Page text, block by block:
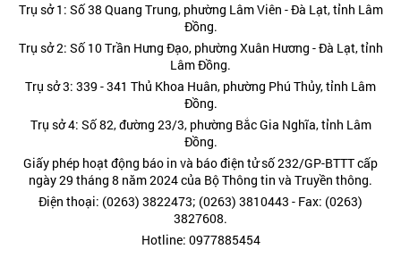
Trụ sở 1: Số 38 Quang Trung, phường Lâm Viên - Đà Lạt, tỉnh Lâm
Đồng.
Trụ sở 2: Số 10 Trần Hưng Đạo, phường Xuân Hương - Đà Lạt, tỉnh
Lâm Đồng.
Trụ sở 3: 339 - 341 Thủ Khoa Huân, phường Phú Thủy, tỉnh Lâm
Đồng.
Trụ sở 4: Số 82, đường 23/3, phường Bắc Gia Nghĩa, tỉnh Lâm
Đồng.
Giấy phép hoạt động báo in và báo điện tử số 232/GP-BTTT cấp
ngày 29 tháng 8 năm 2024 của Bộ Thông tin và Truyền thông.
Điện thoại: (0263) 3822473; (0263) 3810443 - Fax: (0263)
3827608.
Hotline: 0977885454